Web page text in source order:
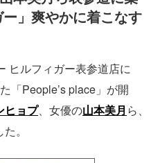
」爽やかに着こなす
ヒルフィガー表参道店に
「People’s place」が開
ヒョプ、女優の山本美月ら、
。